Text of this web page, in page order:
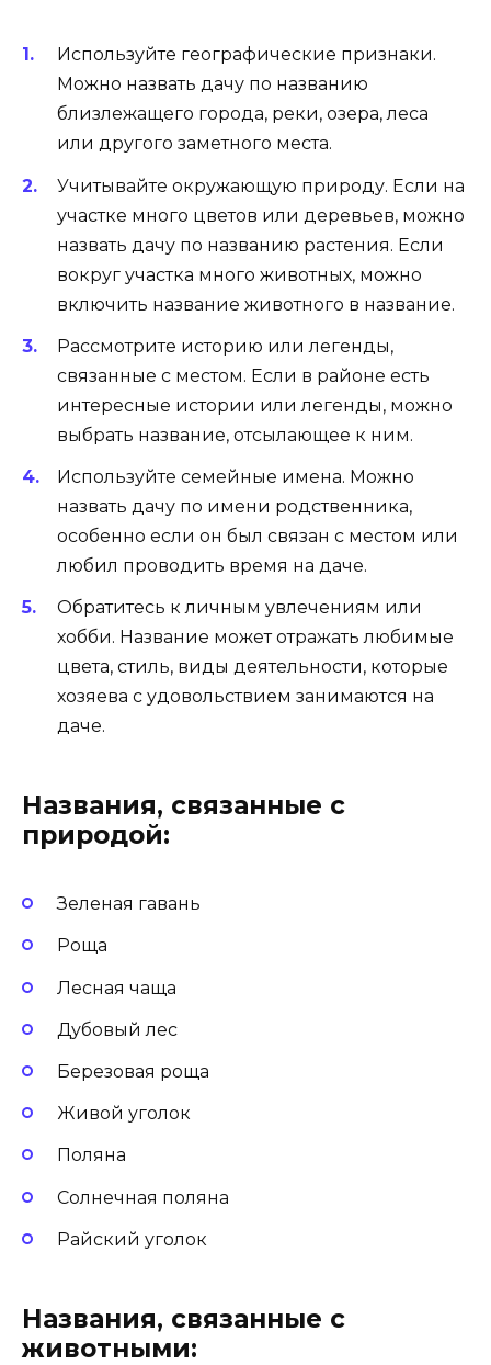
Используйте географические признаки.
Можно назвать дачу по названию
близлежащего города, реки, озера, леса
или другого заметного места.
Учитывайте окружающую природу. Если на
участке много цветов или деревьев, можно
назвать дачу по названию растения. Если
вокруг участка много животных, можно
включить название животного в название.
Рассмотрите историю или легенды,
связанные с местом. Если в районе есть
интересные истории или легенды, можно
выбрать название, отсылающее к ним.
Используйте семейные имена. Можно
назвать дачу по имени родственника,
особенно если он был связан с местом или
любил проводить время на даче.
Обратитесь к личным увлечениям или
хобби. Название может отражать любимые
цвета, стиль, виды деятельности, которые
хозяева с удовольствием занимаются на
даче.
Названия, связанные с
природой:
Зеленая гавань
Роща
Лесная чаща
Дубовый лес
Березовая роща
Живой уголок
Поляна
Солнечная поляна
Райский уголок
Названия, связанные с
животными: